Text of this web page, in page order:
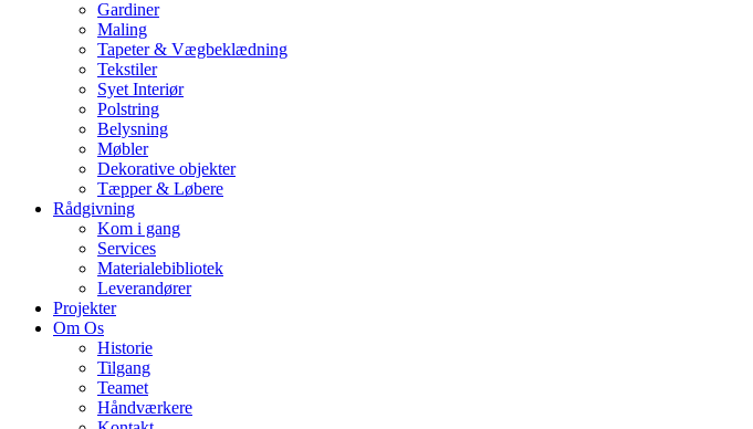
Gardiner
Maling
Tapeter & Vægbeklædning
Tekstiler
Syet Interiør
Polstring
Belysning
Møbler
Dekorative objekter
Tæpper & Løbere
Rådgivning
Kom i gang
Services
Materialebibliotek
Leverandører
Projekter
Om Os
Historie
Tilgang
Teamet
Håndværkere